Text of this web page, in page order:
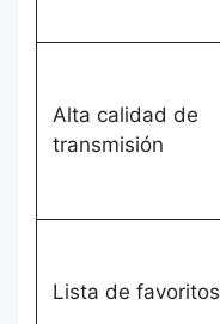
Alta calidad de
transmisión
Lista de favoritos